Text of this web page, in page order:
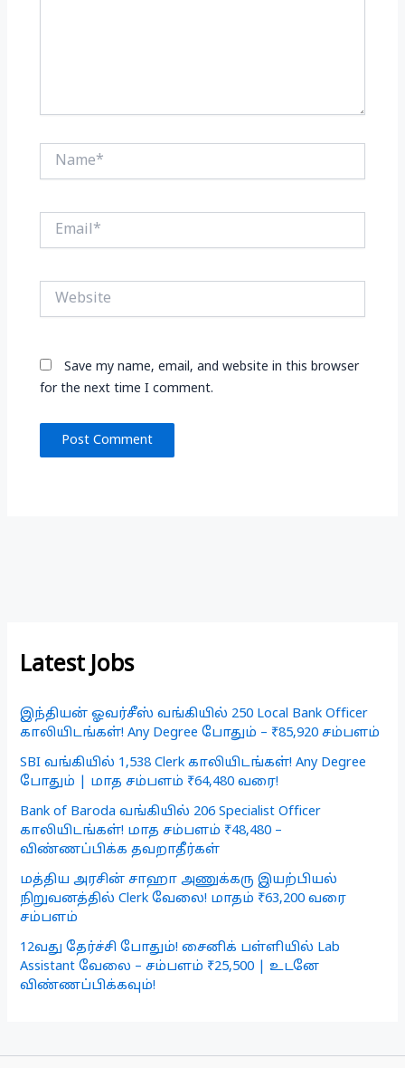
Name*
Email*
Website
Save my name, email, and website in this browser
for the next time I comment.
Latest Jobs
இந்தியன் ஓவர்சீஸ் வங்கியில் 250 Local Bank Officer
காலியிடங்கள்! Any Degree போதும் – ₹85,920 சம்பளம்
SBI வங்கியில் 1,538 Clerk காலியிடங்கள்! Any Degree
போதும் | மாத சம்பளம் ₹64,480 வரை!
Bank of Baroda வங்கியில் 206 Specialist Officer
காலியிடங்கள்! மாத சம்பளம் ₹48,480 –
விண்ணப்பிக்க தவறாதீர்கள்
மத்திய அரசின் சாஹா அணுக்கரு இயற்பியல்
நிறுவனத்தில் Clerk வேலை! மாதம் ₹63,200 வரை
சம்பளம்
12வது தேர்ச்சி போதும்! சைனிக் பள்ளியில் Lab
Assistant வேலை – சம்பளம் ₹25,500 | உடனே
விண்ணப்பிக்கவும்!